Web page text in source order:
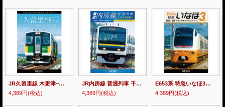
JR久留里線 木更津~上総亀山往復 キハE130形でたどる房総半島のんびり旅【4K撮影作品】 【DVD】
4,389円(税込)
JR内房線 普通列車 千葉~安房鴨川 春と夏 房総色を乗り継いで【DVD】
4,389円(税込)
E653系 特急いなほ3号 新潟~酒田 国指定名勝「笹川流れ」を左手に 【DVD】
4,389円(税込)